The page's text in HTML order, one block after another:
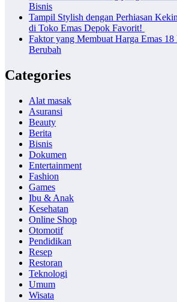
Bisnis
Tampil Stylish dengan Perhiasan
di Toko Emas Depok Favorit!
Faktor yang Membuat Harga Emas
Berubah
Categories
Alat masak
Asuransi
Beauty
Berita
Bisnis
Dokumen
Entertainment
Fashion
Games
Ibu & Anak
Kesehatan
Online Shop
Otomotif
Pendidikan
Resep
Restoran
Teknologi
Umum
Wisata